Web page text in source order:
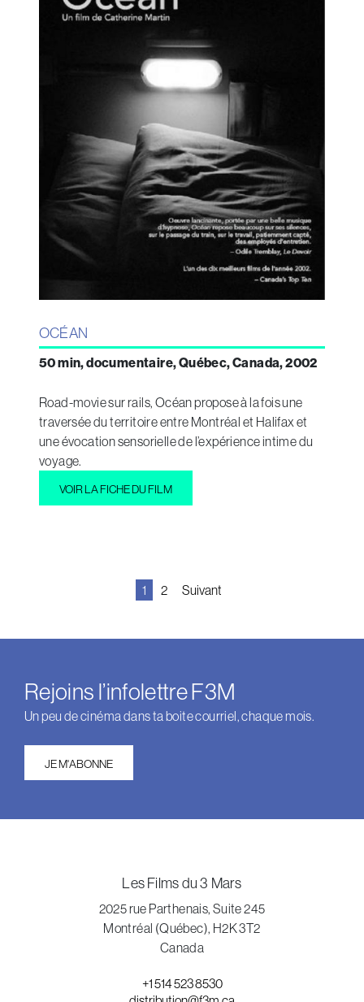
OCÉAN
50 min, documentaire, Québec, Canada, 2002
Road-movie sur rails, Océan propose à la fois une
traversée du territoire entre Montréal et Halifax et
une évocation sensorielle de l’expérience intime du
voyage.
VOIR LA FICHE DU FILM
Navigation
des
1 2 Suivant
Rejoins l’infolettre F3M
Un peu de cinéma dans ta boite courriel, chaque mois.
JE M'ABONNE
Les Films du 3 Mars
2025 rue Parthenais, Suite 245
Montréal (Québec), H2K 3T2
Canada
+1 514 523 8530